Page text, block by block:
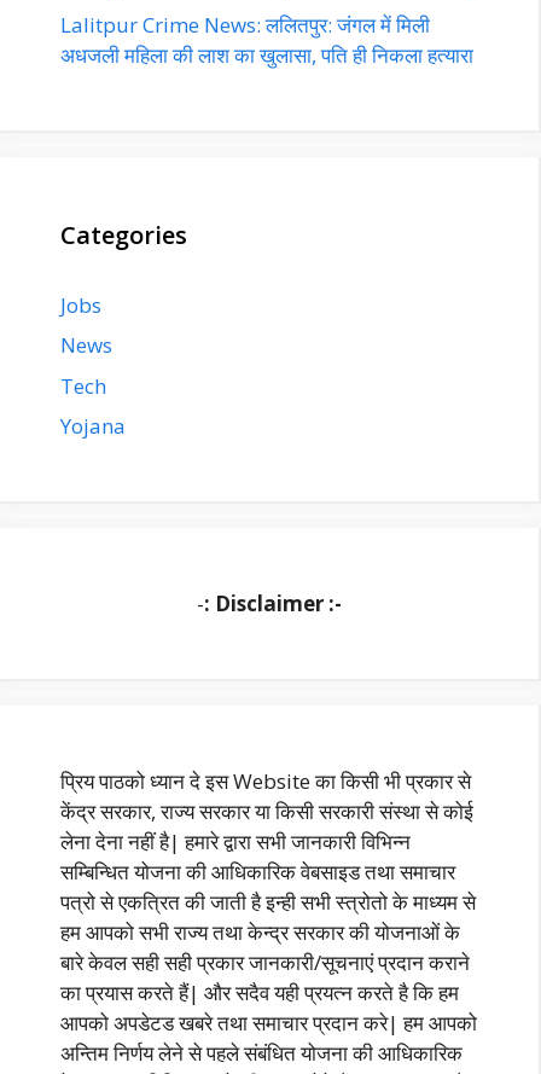
Lalitpur Crime News: ललितपुर: जंगल में मिली
अधजली महिला की लाश का खुलासा, पति ही निकला हत्यारा
Categories
Jobs
News
Tech
Yojana
-: Disclaimer :-
प्रिय पाठको ध्यान दे इस Website का किसी भी प्रकार से
केंद्र सरकार, राज्य सरकार या किसी सरकारी संस्था से कोई
लेना देना नहीं है| हमारे द्वारा सभी जानकारी विभिन्न
सम्बिन्धित योजना की आधिकारिक वेबसाइड तथा समाचार
पत्रो से एकत्रित की जाती है इन्ही सभी स्त्रोतो के माध्यम से
हम आपको सभी राज्य तथा केन्द्र सरकार की योजनाओं के
बारे केवल सही सही प्रकार जानकारी/सूचनाएं प्रदान कराने
का प्रयास करते हैं| और सदैव यही प्रयत्न करते है कि हम
आपको अपडेटड खबरे तथा समाचार प्रदान करे| हम आपको
अन्तिम निर्णय लेने से पहले संबंधित योजना की आधिकारिक